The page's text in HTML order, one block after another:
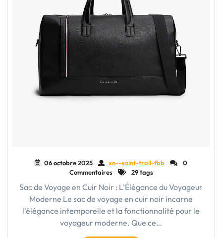
06 octobre 2025 xn--saint-trail-fbb
0
Commentaires
29 tags
Sac de Voyage en Cuir Noir : L'Élégance du Voyageur
Moderne Le sac de voyage en cuir noir incarne
l'élégance intemporelle et la fonctionnalité pour le
voyageur moderne. Que ce…